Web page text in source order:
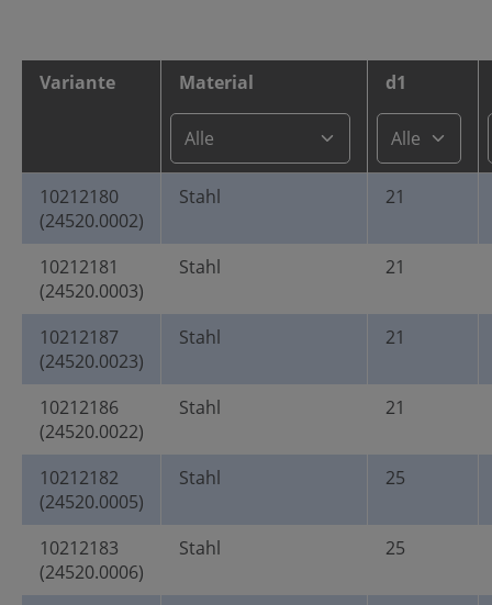
Variante Material d1
10212180
(24520.0002)
Stahl 21
10212181
(24520.0003)
Stahl 21
10212187
(24520.0023)
Stahl 21
10212186
(24520.0022)
Stahl 21
10212182
(24520.0005)
Stahl 25
10212183
(24520.0006)
Stahl 25